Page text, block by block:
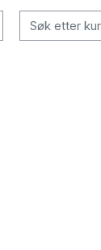
Søk etter kurs